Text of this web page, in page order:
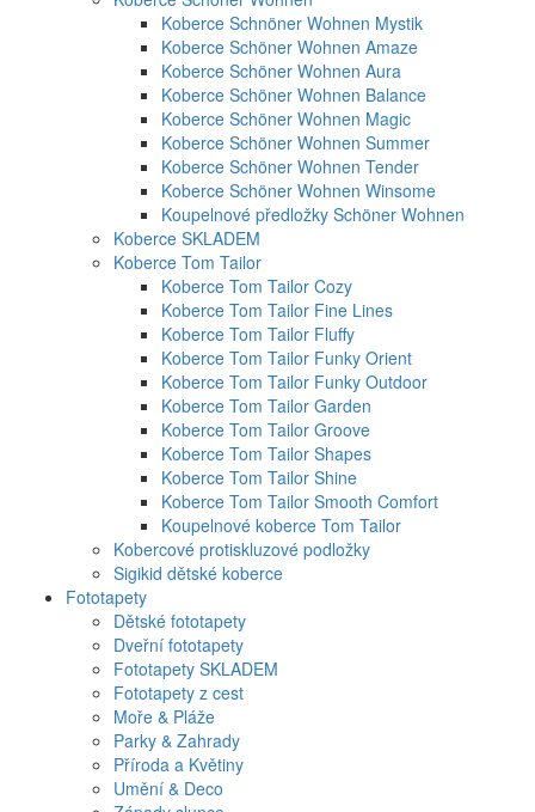
Koberce Schnöner Wohnen Mystik
Koberce Schöner Wohnen Amaze
Koberce Schöner Wohnen Aura
Koberce Schöner Wohnen Balance
Koberce Schöner Wohnen Magic
Koberce Schöner Wohnen Summer
Koberce Schöner Wohnen Tender
Koberce Schöner Wohnen Winsome
Koupelnové předložky Schöner Wohnen
Koberce SKLADEM
Koberce Tom Tailor
Koberce Tom Tailor Cozy
Koberce Tom Tailor Fine Lines
Koberce Tom Tailor Fluffy
Koberce Tom Tailor Funky Orient
Koberce Tom Tailor Funky Outdoor
Koberce Tom Tailor Garden
Koberce Tom Tailor Groove
Koberce Tom Tailor Shapes
Koberce Tom Tailor Shine
Koberce Tom Tailor Smooth Comfort
Koupelnové koberce Tom Tailor
Kobercové protiskluzové podložky
Sigikid dětské koberce
Fototapety
Dětské fototapety
Dveřní fototapety
Fototapety SKLADEM
Fototapety z cest
Moře & Pláže
Parky & Zahrady
Příroda a Květiny
Umění & Deco